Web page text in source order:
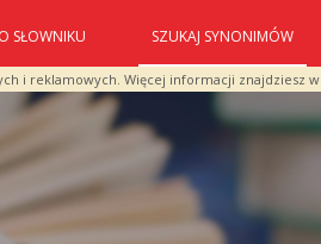
i reklamowych. Więcej informacji znajdziesz w
O SŁOWNIKU SZUKAJ SYNONIMÓW